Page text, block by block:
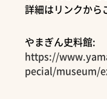
詳細はリンクから
やまぎん史料館:
https://
pecial/museum/